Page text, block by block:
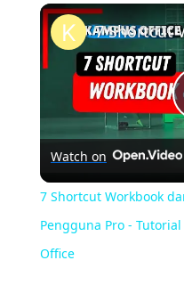
Pause Unmute
Watch on
7 Shortcut Workbook
Pengguna Pro -
Office